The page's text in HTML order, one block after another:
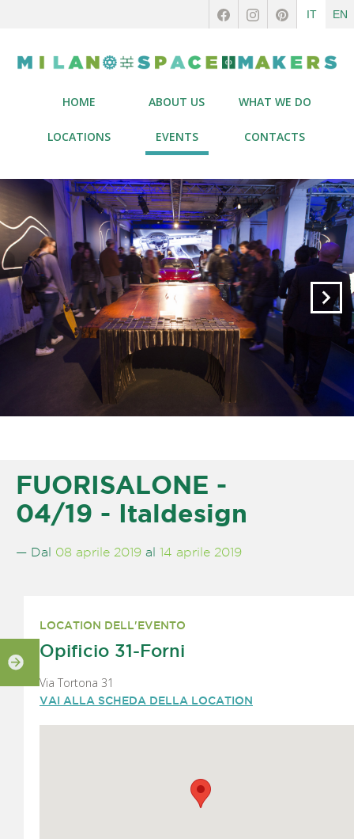
IT EN
HOME ABOUT US WHAT WE DO
LOCATIONS EVENTS CONTACTS
FUORISALONE -
04/19 - Italdesign
— Dal 08 aprile 2019 al 14 aprile 2019
LOCATION DELL'EVENTO
Opificio 31-Forni
Via Tortona 31
VAI ALLA SCHEDA DELLA LOCATION